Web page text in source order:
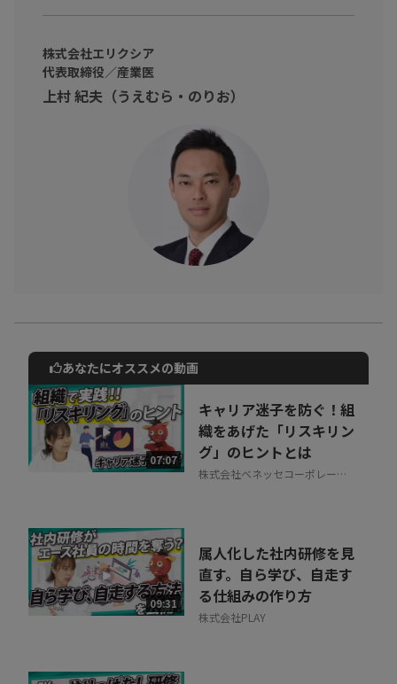
・優秀な人材がすぐに退職してしまうと、頭を抱えている方
・生産性の低いチームに悩んでいる方
そんな悩みを抱えたビジネスパーソンに向けて
良い人材が健全に定着する組織を科学的に作る方法を学び、効率
よく組織か譜代を解決していきましょう!
株式会社エリクシア
代表取締役／産業医
上村 紀夫（うえむら・のりお）
動画でご紹介しているサービスについて
お気軽にご相談・ご質問いただけます！
30秒でお申し込み可能
相談を希望する 無料
あなたにオススメの動画
07:07
キャリア迷子を防ぐ！組
織をあげた「リスキリン
グ」のヒントとは
株式会社ベネッセコーポレーシ
09:31
属人化した社内研修を見
直す。自ら学び、自走す
る仕組みの作り方
株式会社PLAY